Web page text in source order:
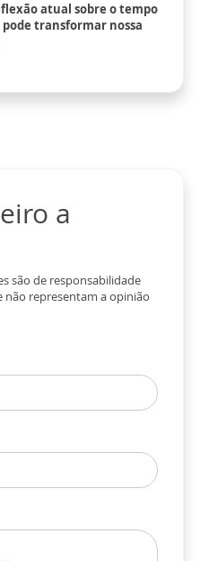
atual sobre o tempo
transformar nossa
a
são de responsabilidade
não representam a opinião